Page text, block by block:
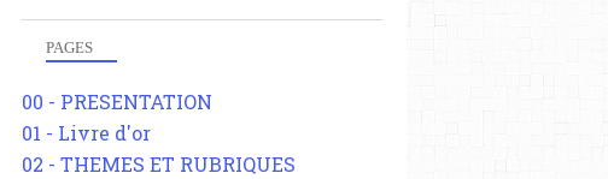
PAGES
00 - PRESENTATION
01 - Livre d'or
02 - THEMES ET RUBRIQUES